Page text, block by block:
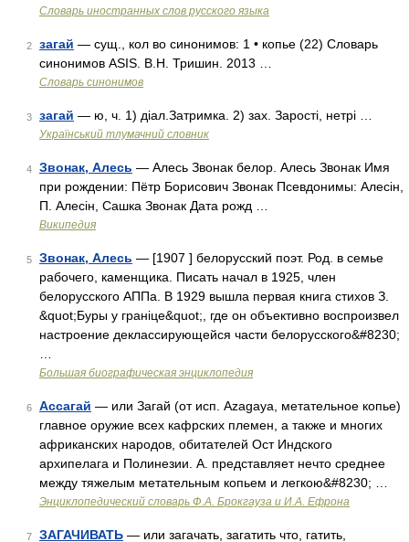
Словарь иностранных слов русского языка
2 загай — сущ., кол во синонимов: 1 • копье (22) Словарь
синонимов ASIS. В.Н. Тришин. 2013 …
Словарь синонимов
3 загай — ю, ч. 1) діал.Затримка. 2) зах. Зарості, нетрі …
Український тлумачний словник
4 Звонак, Алесь — Алесь Звонак белор. Алесь Звонак Имя
при рождении: Пётр Борисович Звонак Псевдонимы: Алесін,
П. Алесін, Сашка Звонак Дата рожд …
Википедия
5 Звонак, Алесь — [1907 ] белорусский поэт. Род. в семье
рабочего, каменщика. Писать начал в 1925, член
белорусского АППа. В 1929 вышла первая книга стихов З.
&quot;Буры у граніце&quot;, где он объективно воспроизвел
настроение деклассирующейся части белорусского&#8230;
Большая биографическая энциклопедия
6 Ассагай — или Загай (от исп. Azagaya, метательное копье)
главное оружие всех кафрских племен, а также и многих
африканских народов, обитателей Ост Индского
архипелага и Полинезии. А. представляет нечто среднее
между тяжелым метательным копьем и легкою&#8230; …
Энциклопедический словарь Ф.А. Брокгауза и И.А. Ефрона
7 ЗАГАЧИВАТЬ — или загачать, загатить что, гатить,